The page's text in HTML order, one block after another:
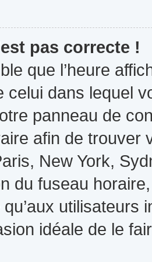
pas correcte !
que l’heure
celui dans lequel
panneau de
afin de trouver
New York,
du fuseau
utilisateurs
idéale de le